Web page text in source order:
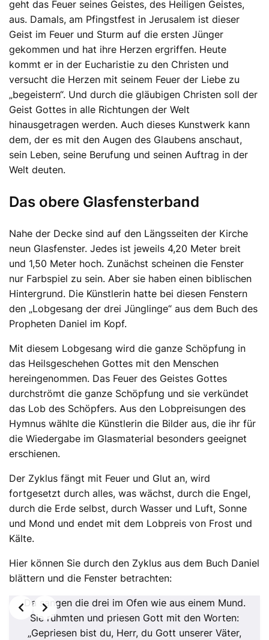
geht das Feuer seines Geistes, des Heiligen Geistes,
aus. Damals, am Pfingstfest in Jerusalem ist dieser
Geist im Feuer und Sturm auf die ersten Jünger
gekommen und hat ihre Herzen ergriffen. Heute
kommt er in der Eucharistie zu den Christen und
versucht die Herzen mit seinem Feuer der Liebe zu
„begeistern“. Und durch die gläubigen Christen soll der
Geist Gottes in alle Richtungen der Welt
hinausgetragen werden. Auch dieses Kunstwerk kann
dem, der es mit den Augen des Glaubens anschaut,
sein Leben, seine Berufung und seinen Auftrag in der
Welt deuten.
Das obere Glasfensterband
Nahe der Decke sind auf den Längsseiten der Kirche
neun Glasfenster. Jedes ist jeweils 4,20 Meter breit
und 1,50 Meter hoch. Zunächst scheinen die Fenster
nur Farbspiel zu sein. Aber sie haben einen biblischen
Hintergrund. Die Künstlerin hatte bei diesen Fenstern
den „Lobgesang der drei Jünglinge“ aus dem Buch des
Propheten Daniel im Kopf.
Mit diesem Lobgesang wird die ganze Schöpfung in
das Heilsgeschehen Gottes mit den Menschen
hereingenommen. Das Feuer des Geistes Gottes
durchströmt die ganze Schöpfung und sie verkündet
das Lob des Schöpfers. Aus den Lobpreisungen des
Hymnus wählte die Künstlerin die Bilder aus, die ihr für
die Wiedergabe im Glasmaterial besonders geeignet
erschienen.
Der Zyklus fängt mit Feuer und Glut an, wird
fortgesetzt durch alles, was wächst, durch die Engel,
durch die Erde selbst, durch Wasser und Luft, Sonne
und Mond und endet mit dem Lobpreis von Frost und
Kälte.
Hier können Sie durch den Zyklus aus dem Buch Daniel
blättern und die Fenster betrachten:
Da sangen die drei im Ofen wie aus einem Mund.
Sie rühmten und priesen Gott mit den Worten:
„Gepriesen bist du, Herr, du Gott unserer Väter,